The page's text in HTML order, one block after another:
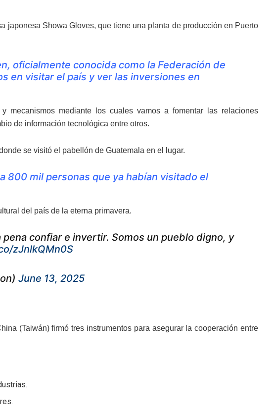
japonesa Showa Gloves, que tiene una planta de producción en Puerto
oficialmente conocida como la Federación de
en visitar el país y ver las inversiones en
mecanismos mediante los cuales vamos a fomentar las relaciones
de información tecnológica entre otros.
se visitó el pabellón de Guatemala en el lugar.
800 mil personas que ya habían visitado el
del país de la eterna primavera.
pena confiar e invertir. Somos un pueblo digno, y
zJnlkQMn0S
June 13, 2025
(Taiwán) firmó tres instrumentos para asegurar la cooperación entre